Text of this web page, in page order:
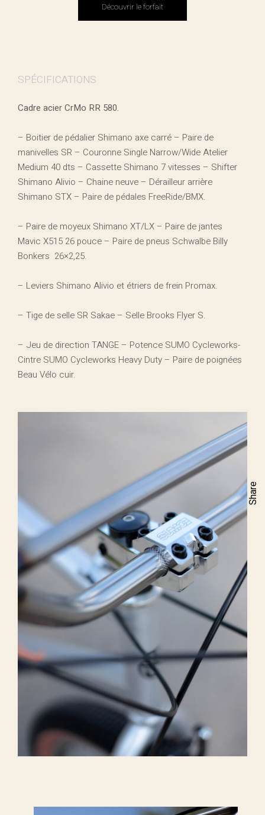
Découvrir le forfait
SPÉCIFICATIONS
Cadre acier CrMo RR 580.
– Boitier de pédalier Shimano axe carré – Paire de
manivelles SR – Couronne Single Narrow/Wide Atelier
Medium 40 dts – Cassette Shimano 7 vitesses – Shifter
Shimano Alivio – Chaine neuve – Dérailleur arrière
Shimano STX – Paire de pédales FreeRide/BMX.
– Paire de moyeux Shimano XT/LX – Paire de jantes
Mavic X515 26 pouce – Paire de pneus Schwalbe Billy
Bonkers 26×2,25.
– Leviers Shimano Alivio et étriers de frein Promax.
– Tige de selle SR Sakae – Selle Brooks Flyer S.
– Jeu de direction TANGE – Potence SUMO Cycleworks-
Cintre SUMO Cycleworks Heavy Duty – Paire de poignées
Beau Vélo cuir.
Share